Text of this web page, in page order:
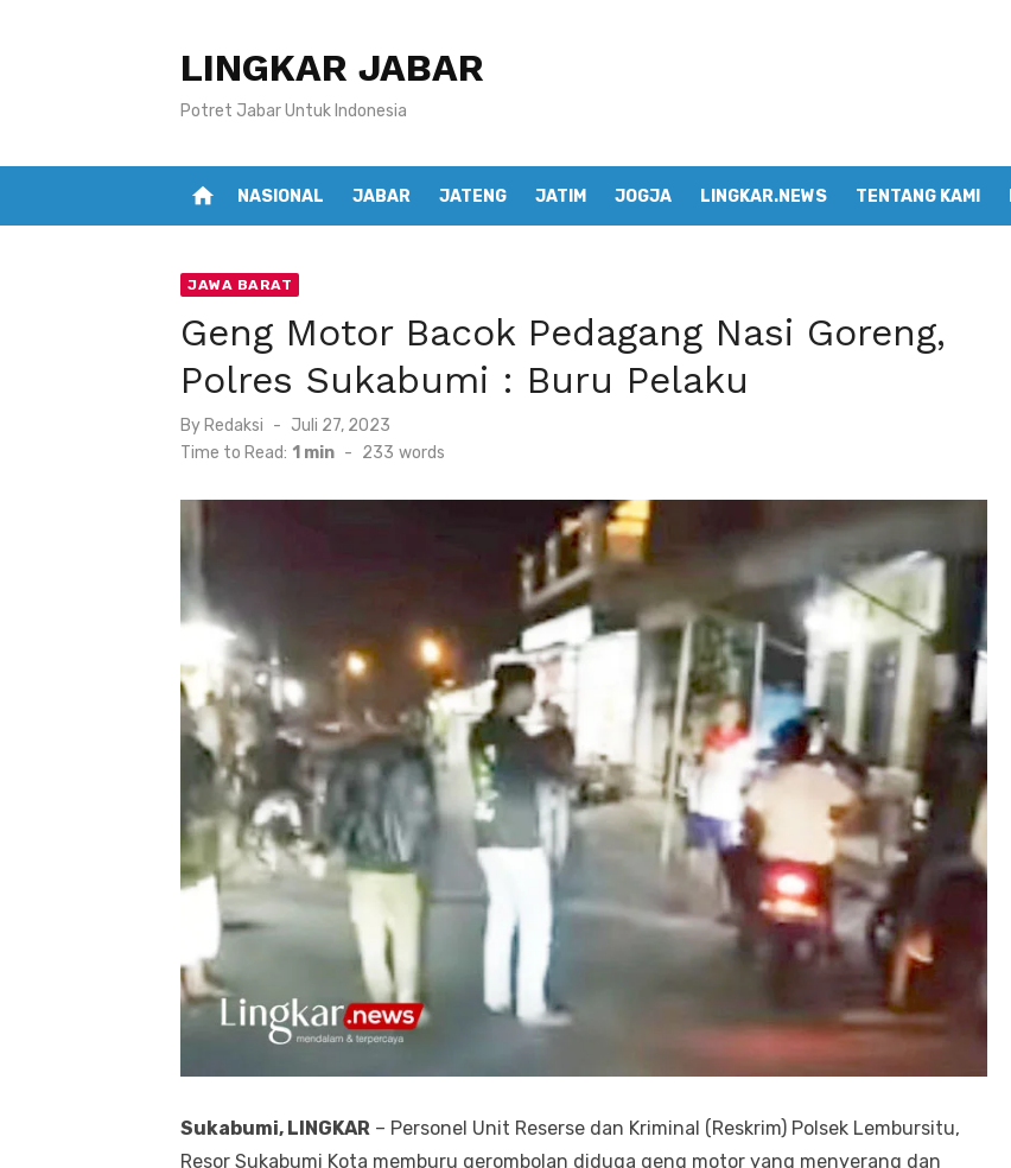
LINGKAR JABAR
Potret Jabar Untuk Indonesia
home NASIONAL JABAR JATENG JATIM JOGJA LINGKAR.NEWS TENTANG KAMI
JAWA BARAT
Geng Motor Bacok Pedagang Nasi Goreng,
Polres Sukabumi : Buru Pelaku
By Redaksi
Posted
on
Juli 27, 2023
Time to Read: 1 min - 233 words
Sukabumi, LINGKAR – Personel Unit Reserse dan Kriminal (Reskrim) Polsek Lembursitu,
Resor Sukabumi Kota memburu gerombolan diduga geng motor yang menyerang dan